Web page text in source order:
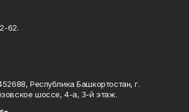
62.
Республика Башкортостан, г.
шоссе, 4-а, 3-й этаж.